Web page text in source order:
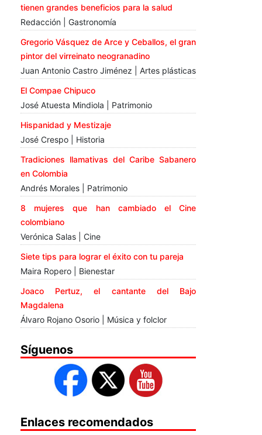
tienen grandes beneficios para la salud
Redacción | Gastronomía
Gregorio Vásquez de Arce y Ceballos, el gran
pintor del virreinato neogranadino
Juan Antonio Castro Jiménez | Artes plásticas
El Compae Chipuco
José Atuesta Mindiola | Patrimonio
Hispanidad y Mestizaje
José Crespo | Historia
Tradiciones llamativas del Caribe Sabanero
en Colombia
Andrés Morales | Patrimonio
8 mujeres que han cambiado el Cine
colombiano
Verónica Salas | Cine
Siete tips para lograr el éxito con tu pareja
Maira Ropero | Bienestar
Joaco Pertuz, el cantante del Bajo
Magdalena
Álvaro Rojano Osorio | Música y folclor
Síguenos
Enlaces recomendados